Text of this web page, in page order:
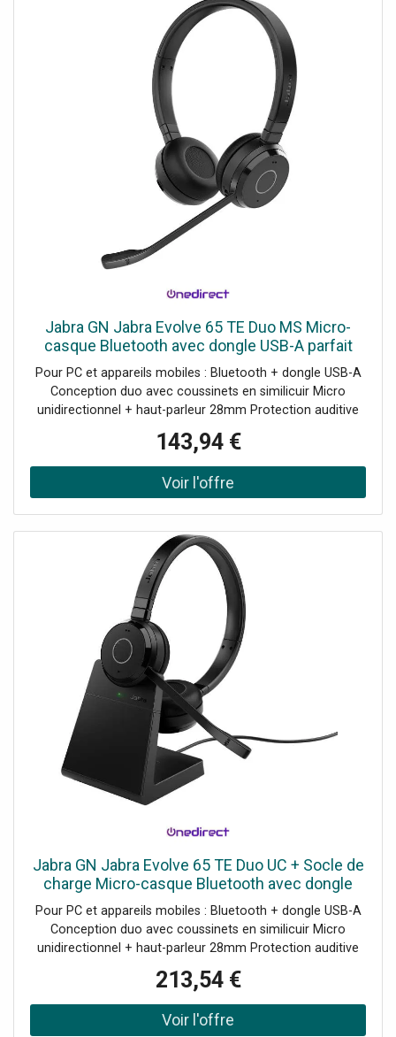
Jabra GN Jabra Evolve 65 TE Duo MS Micro-
casque Bluetooth avec dongle USB-A parfait
pour les appels quotidiens et l'écoute de
musique.
Pour PC et appareils mobiles : Bluetooth + dongle USB-A
Conception duo avec coussinets en similicuir Micro
unidirectionnel + haut-parleur 28mm Protection auditive
intégrée Autonomie en appel : jusqu'à 16h Certifié
Microsoft Teams
143,94 €
Jabra GN Jabra Evolve 65 TE Duo UC + Socle de
charge Micro-casque Bluetooth avec dongle
USB-A et socle de charge, parfait pour les
appels quotidiens et
Pour PC et appareils mobiles : Bluetooth + dongle USB-A
Conception duo avec coussinets en similicuir Micro
unidirectionnel + haut-parleur 28mm Protection auditive
intégrée Autonomie en appel : jusqu'à 16h Recharge via le
socle fourni UC : Compatible avec toutes les plateformes
213,54 €